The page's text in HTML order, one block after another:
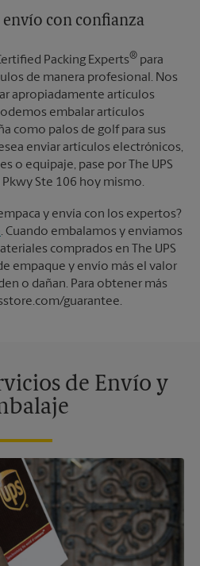
envío con confianza
Packing Experts® para
de manera profesional. Nos
apropiadamente artículos
embalar artículos
como palos de golf para sus
enviar artículos electrónicos,
o equipaje, pase por The UPS
Ste 106 hoy mismo.
y envía con los expertos?
. Cuando embalamos y enviamos
comprados en The UPS
empaque y envío más el valor
o dañan. Para obtener más
guarantee.
de Envío y